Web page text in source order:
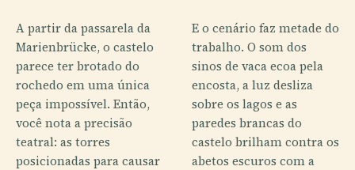
A partir da passarela da
Marienbrücke, o castelo
parece ter brotado do
rochedo em uma única
peça impossível. Então,
você nota a precisão
teatral: as torres
posicionadas para causar
E o cenário faz metade do
trabalho. O som dos
sinos de vaca ecoa pela
encosta, a luz desliza
sobre os lagos e as
paredes brancas do
castelo brilham contra os
abetos escuros com a